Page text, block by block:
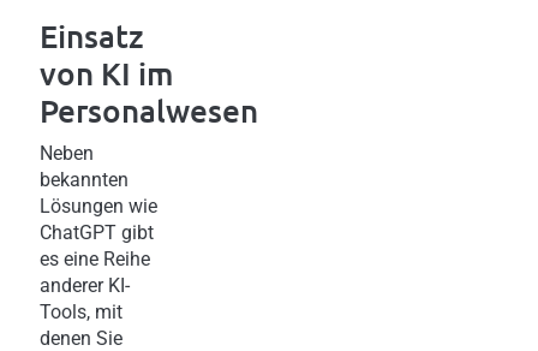
Einsatz
von KI im
Personalwesen
Neben
bekannten
Lösungen wie
ChatGPT gibt
es eine Reihe
anderer KI-
Tools, mit
denen Sie